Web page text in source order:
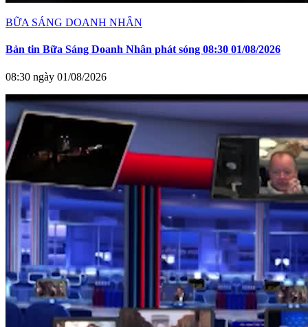
BỮA SÁNG DOANH NHÂN
Bản tin Bữa Sáng Doanh Nhân phát sóng 08:30 01/08/2026
08:30 ngày 01/08/2026